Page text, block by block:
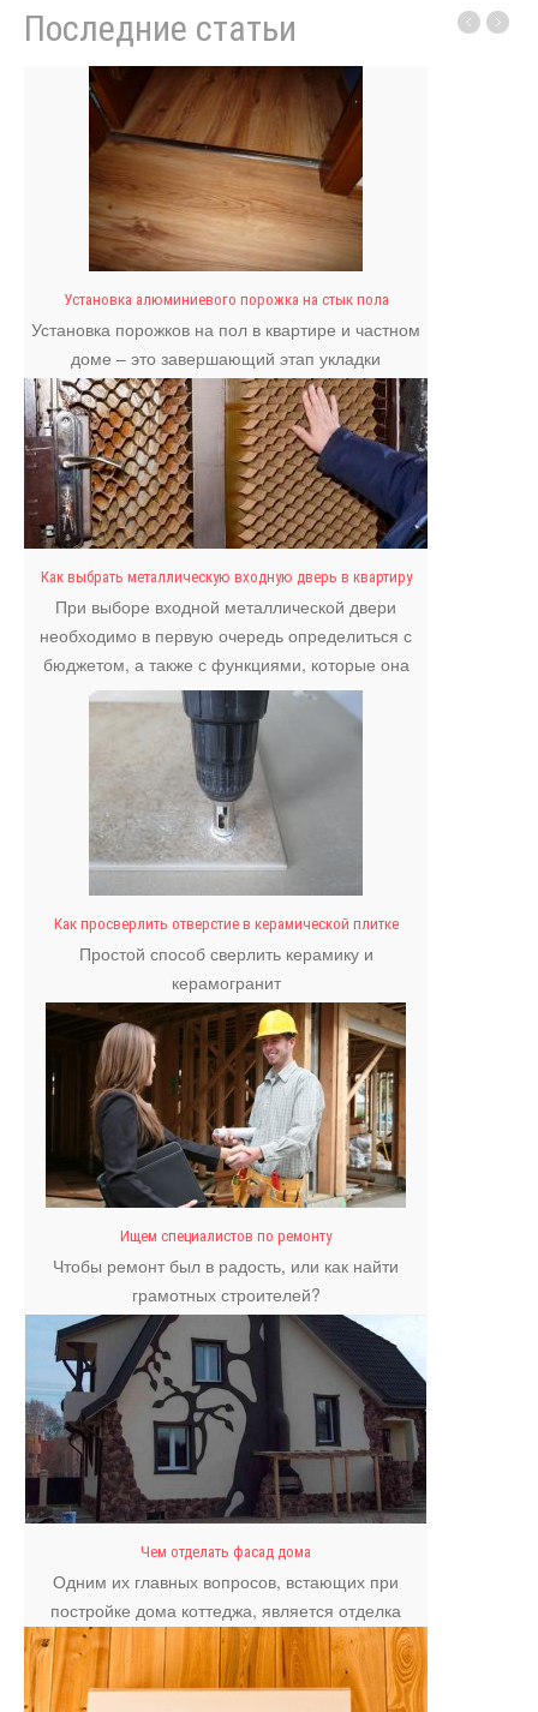
Последние статьи
Установка алюминиевого порожка на стык пола
Установка порожков на пол в квартире и частном
доме – это завершающий этап укладки
напольного покрытия.
Как выбрать металлическую входную дверь в квартиру
При выборе входной металлической двери
необходимо в первую очередь определиться с
бюджетом, а также с функциями, которые она
должна выполнять.
Как просверлить отверстие в керамической плитке
Простой способ сверлить керамику и
керамогранит
Ищем специалистов по ремонту
Чтобы ремонт был в радость, или как найти
грамотных строителей?
Чем отделать фасад дома
Одним их главных вопросов, встающих при
постройке дома коттеджа, является отделка
фасада.